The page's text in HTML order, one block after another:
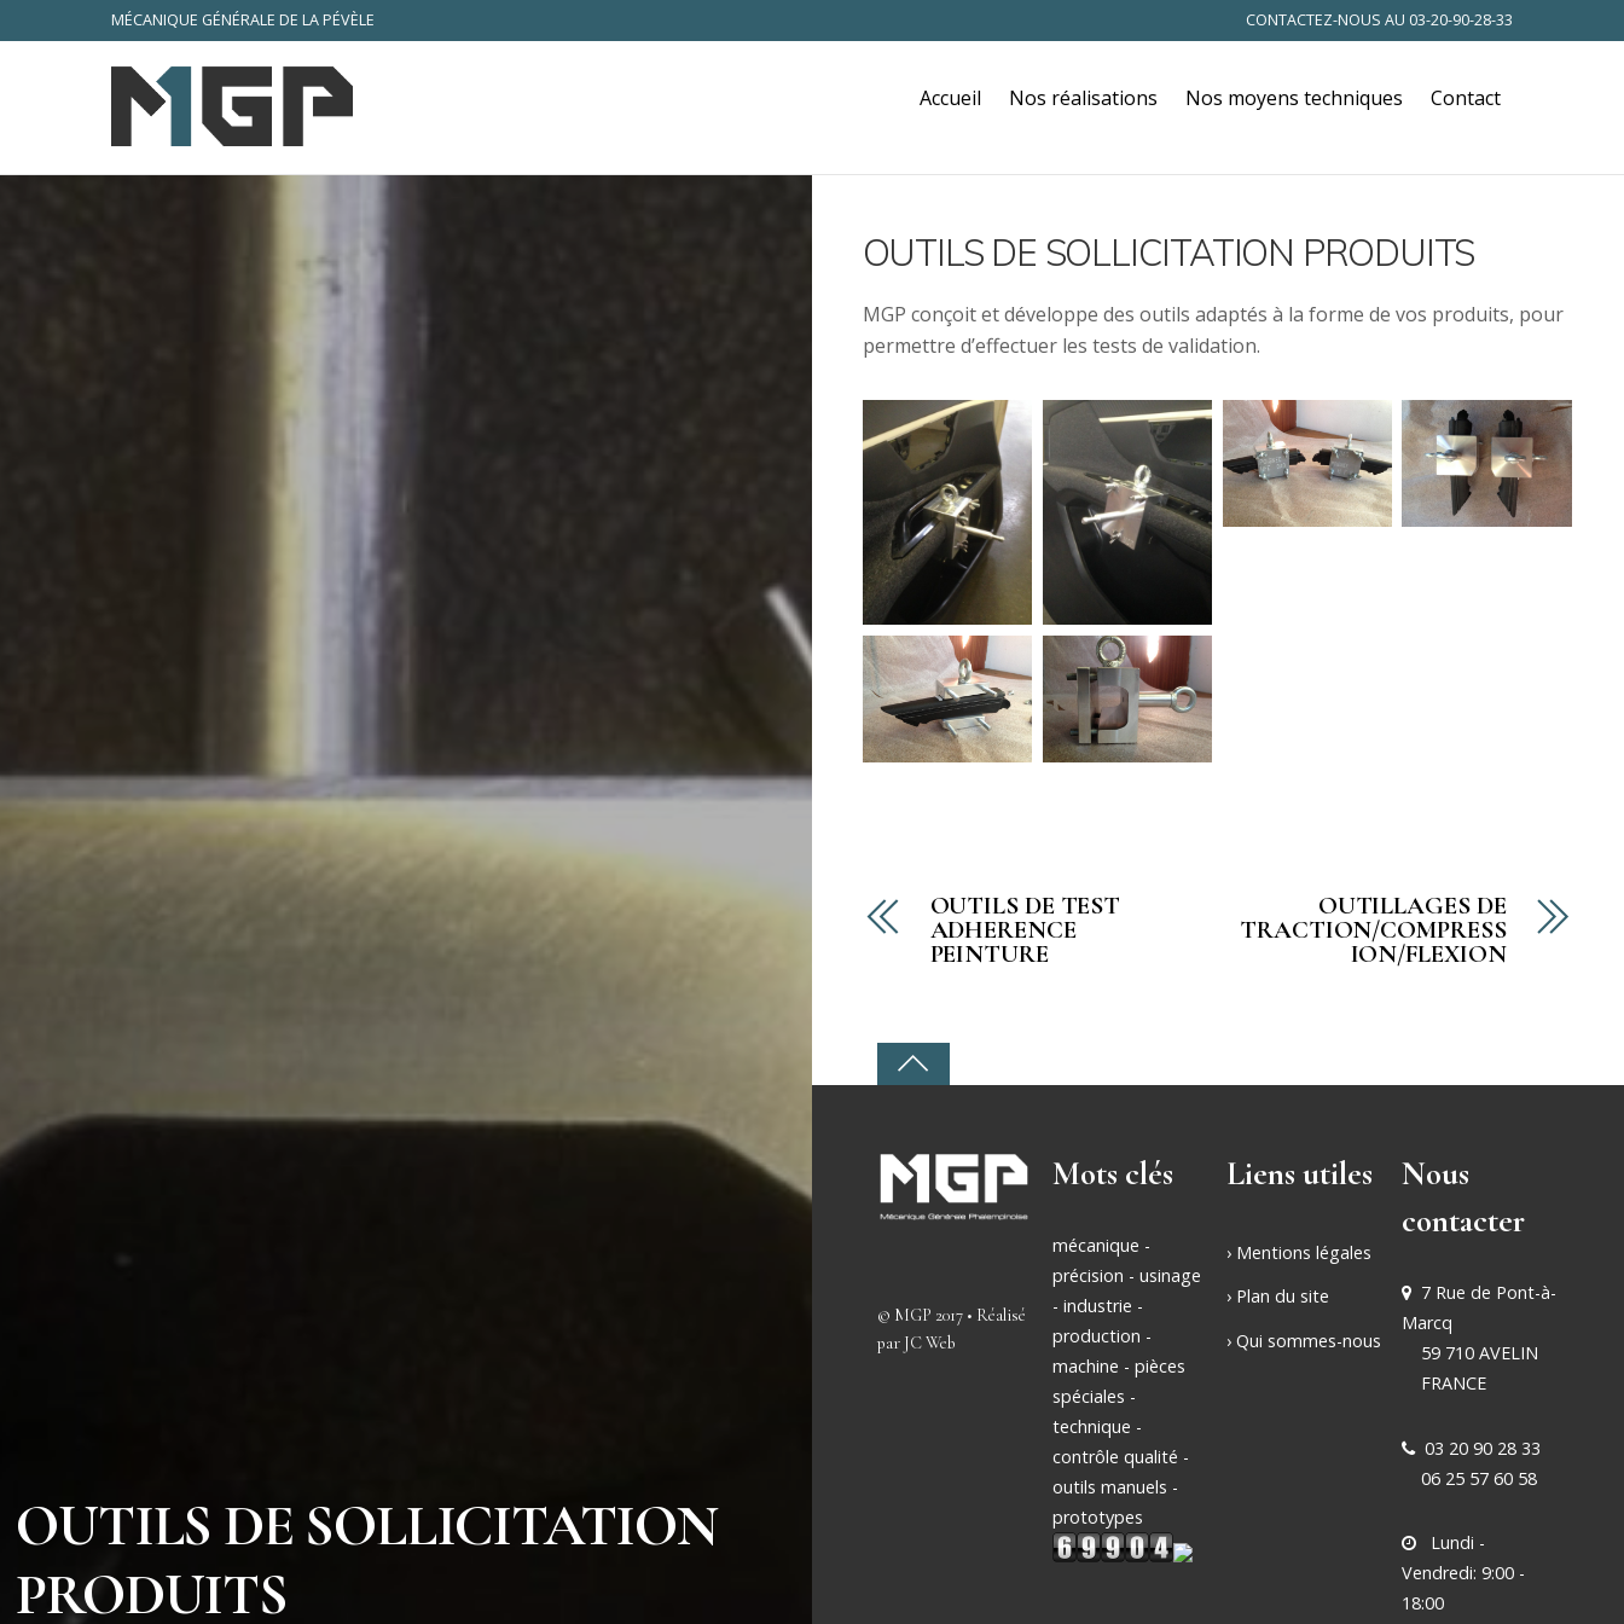
MÉCANIQUE GÉNÉRALE DE LA PÉVÈLE CONTACTEZ-NOUS AU 03-20-90-28-33
Accueil Nos réalisations Nos moyens techniques Contact
OUTILS DE SOLLICITATION
PRODUITS
OUTILS DE SOLLICITATION PRODUITS
MGP conçoit et développe des outils adaptés à la forme de vos produits, pour
permettre d’effectuer les tests de validation.
OUTILS DE TEST
ADHERENCE
PEINTURE
OUTILLAGES DE
TRACTION/COMPRESS
ION/FLEXION
© MGP 2017 • Réalisé
par JC Web
Mots clés
mécanique -
précision - usinage
- industrie -
production -
machine - pièces
spéciales -
technique -
contrôle qualité -
outils manuels -
prototypes
Liens utiles
› Mentions légales
› Plan du site
› Qui sommes-nous
Nous
contacter
7 Rue de Pont-à-
Marcq
59 710 AVELIN
FRANCE
03 20 90 28 33
06 25 57 60 58
Lundi -
Vendredi: 9:00 -
18:00